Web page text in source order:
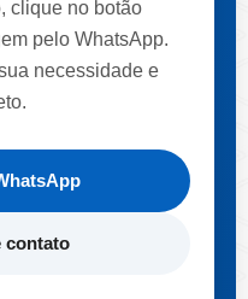
clique no botão
pelo WhatsApp.
necessidade e
contato